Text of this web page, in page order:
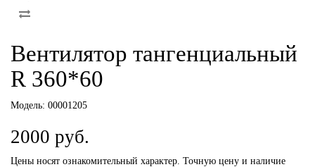
Вентилятор тангенциальный
R 360*60
Модель: 00001205
2000 руб.
Цены носят ознакомительный характер. Точную цену и наличие